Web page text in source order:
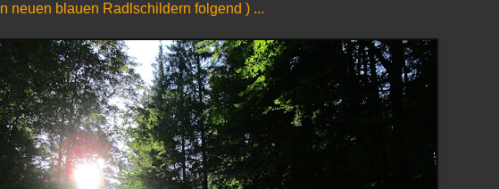
neuen blauen Radlschildern folgend ) ...